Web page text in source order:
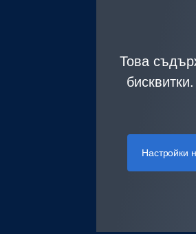
Това
Настройки